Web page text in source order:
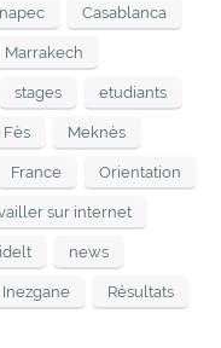
Casablanca
Marrakech
stages etudiants
Fès Meknès
France Orientation
sur internet
news
Inezgane Résultats